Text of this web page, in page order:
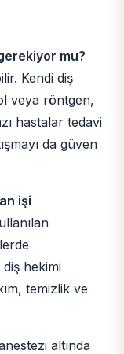
mu?
Kendi diş
veya röntgen,
hastalar tedavi
da güven
işi
diş hekimi
temizlik ve
altında